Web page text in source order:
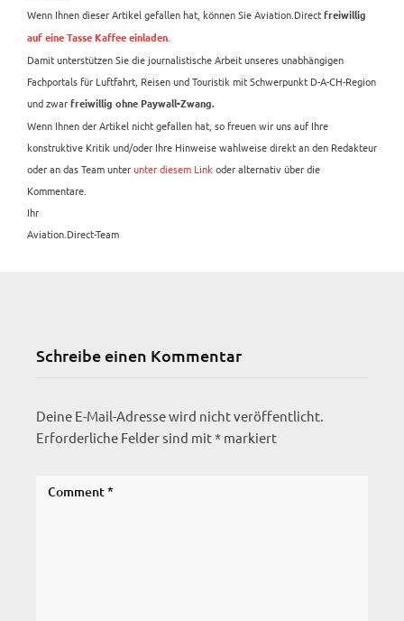
Wenn Ihnen dieser Artikel gefallen hat, können Sie Aviation.Direct freiwillig
auf eine Tasse Kaffee einladen.
Damit unterstützen Sie die journalistische Arbeit unseres unabhängigen
Fachportals für Luftfahrt, Reisen und Touristik mit Schwerpunkt D-A-CH-Region
und zwar freiwillig ohne Paywall-Zwang.
Wenn Ihnen der Artikel nicht gefallen hat, so freuen wir uns auf Ihre
konstruktive Kritik und/oder Ihre Hinweise wahlweise direkt an den Redakteur
oder an das Team unterunter diesem Linkoder alternativ über die
Kommentare.
Ihr
Aviation.Direct-Team
Schreibe einen Kommentar
Deine E-Mail-Adresse wird nicht veröffentlicht.
Erforderliche Felder sind mit* markiert